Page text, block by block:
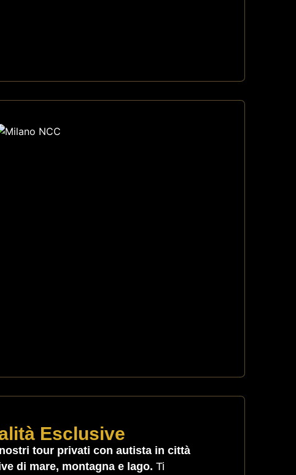
Esclusive
nostri tour privati con autista in città
di mare, montagna e lago. Ti